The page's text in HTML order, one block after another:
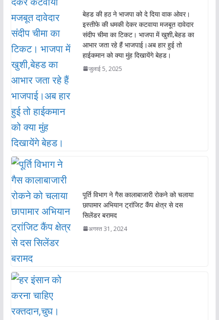
बेहड की हठ ने भाजपा को दे दिया वाक ओवर।
इस्तीफे की धमकी देकर कटवाया मजबूत दावेदार
संदीप चीमा का टिकट। भाजपा में खुशी,बेहड का
आभार जता रहे हैं भाजपाई।अब हार हुई तो
हाईकमान को क्या मुंह दिखायेंगे बेहड।
जुलाई 5, 2025
पूर्ति विभाग ने गैस कालाबाजारी रोकने को चलाया
छापामार अभियान ट्रांजिट कैंप क्षेत्र से दस
सिलेंडर बरामद
अगस्त 31, 2024